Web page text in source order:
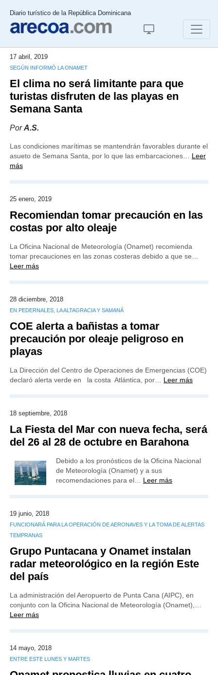
Diario turístico de la República Dominicana
17 abril, 2019
SEGÚN INFORMÓ LA ONAMET
El clima no será limitante para que
turistas disfruten de las playas en
Semana Santa
PorA.S.
Las condiciones marítimas se mantendrán favorables durante el
asueto de Semana Santa, por lo que las embarcaciones… Leer
más
25 enero, 2019
Recomiendan tomar precaución en las
costas por alto oleaje
La Oficina Nacional de Meteorología (Onamet) recomienda
tomar precauciones en las zonas costeras debido a que se…
Leer más
28 diciembre, 2018
EN PEDERNALES, LA ALTAGRACIA Y SAMANÁ
COE alerta a bañistas a tomar
precaución por oleaje peligroso en
playas
La Dirección del Centro de Operaciones de Emergencias (COE)
declaró alerta verde en la costa Atlántica, por… Leer más
18 septiembre, 2018
La Fiesta del Mar con nueva fecha, será
del 26 al 28 de octubre en Barahona
Debido a los pronósticos de la Oficina Nacional
de Meteorología (Onamet) y a sus
recomendaciones para el… Leer más
19 junio, 2018
FUNCIONARÁ PARA LA OPERACIÓN DE AERONAVES Y LA TOMA DE ALERTAS
TEMPRANAS
Grupo Puntacana y Onamet instalan
radar meteorológico en la región Este
del país
La administración del Aeropuerto de Punta Cana (AIPC), en
conjunto con la Oficina Nacional de Meteorología (Onamet),…
Leer más
14 mayo, 2018
ENTRE ESTE LUNES Y MARTES